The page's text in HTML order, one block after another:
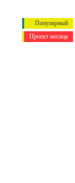
Теперь дешевле
Популярный
Популярный
Популярный
Популярный
Популярный
Популярный
Теперь дешевле
Популярный
Теперь дешевле
Популярный
Популярный
Проект месяца
Популярный